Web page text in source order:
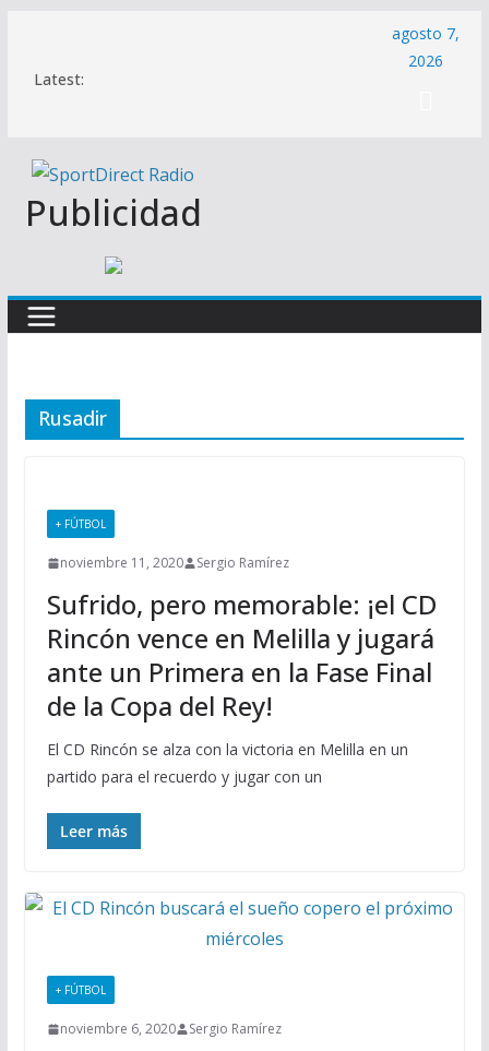
contenido
Latest:
agosto 7,
2026
Publicidad
Rusadir
+ FÚTBOL
noviembre 11, 2020 Sergio Ramírez
Sufrido, pero memorable: ¡el CD
Rincón vence en Melilla y jugará
ante un Primera en la Fase Final
de la Copa del Rey!
El CD Rincón se alza con la victoria en Melilla en un
partido para el recuerdo y jugar con un
Leer más
+ FÚTBOL
noviembre 6, 2020 Sergio Ramírez